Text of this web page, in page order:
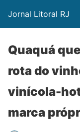
Jornal Litoral RJ
Quaquá
rota do
vinícola-
marca